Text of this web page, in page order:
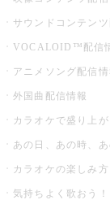
サウンドコンテン
VOCALOID™配信
アニメソング配信情
外国曲配信情報
カラオケで盛り上が
あの日、あの時、あ
カラオケの楽しみ方
気持ちよく歌おう